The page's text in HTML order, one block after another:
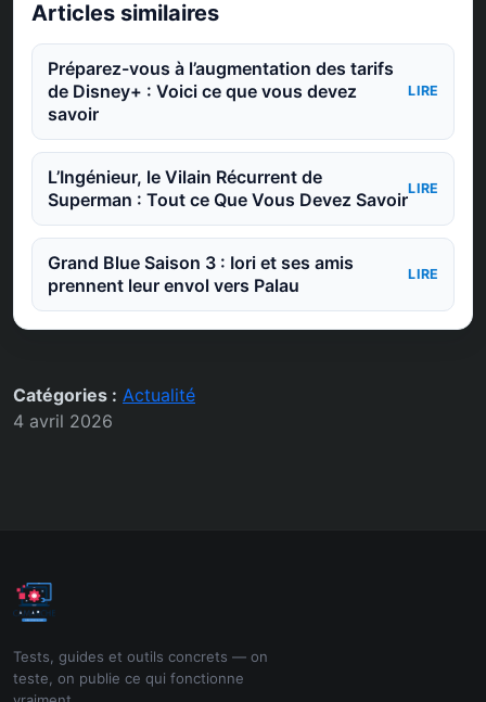
Articles similaires
Préparez-vous à l’augmentation des tarifs
de Disney+ : Voici ce que vous devez
savoir
LIRE
L’Ingénieur, le Vilain Récurrent de
Superman : Tout ce Que Vous Devez Savoir
LIRE
Grand Blue Saison 3 : Iori et ses amis
prennent leur envol vers Palau
LIRE
Catégories : Actualité
4 avril 2026
Tests, guides et outils concrets — on
teste, on publie ce qui fonctionne